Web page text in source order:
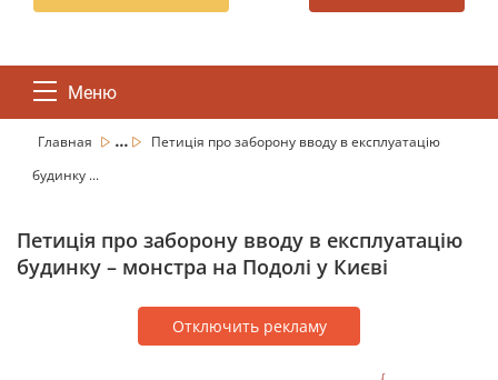
Меню
Главная ...
Петиція про заборону вводу в експлуатацію
будинку ...
Петиція про заборону вводу в експлуатацію
будинку – монстра на Подолі у Києві
Отключить рекламу